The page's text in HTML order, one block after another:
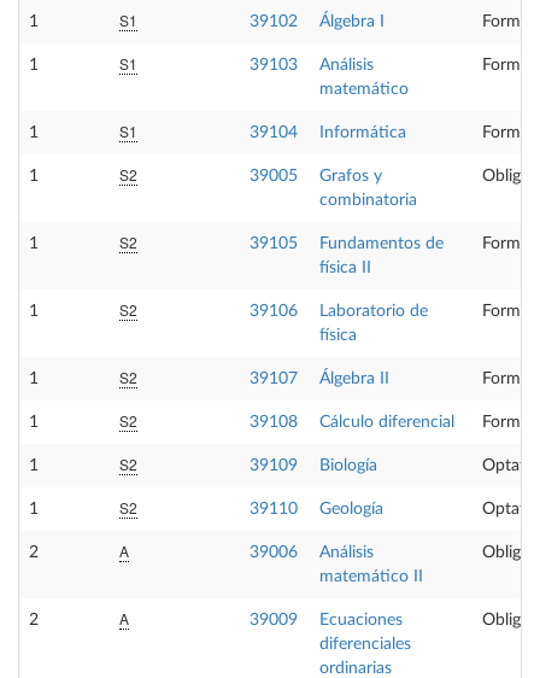
1 S1 39102 Álgebra I
1 S1 39103
Análisis
matemático
1 S1 39104 Informática
1 S2 39005
Grafos y
combinatoria
1 S2 39105
Fundamentos de
física II
1 S2 39106
Laboratorio de
física
1 S2 39107 Álgebra II
1 S2 39108 Cálculo diferencial
1 S2 39109 Biología
1 S2 39110 Geología
2 A 39006
Análisis
matemático II
2 A 39009
Ecuaciones
diferenciales
ordinarias